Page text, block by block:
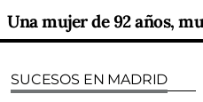
SUCESOS EN MADRID